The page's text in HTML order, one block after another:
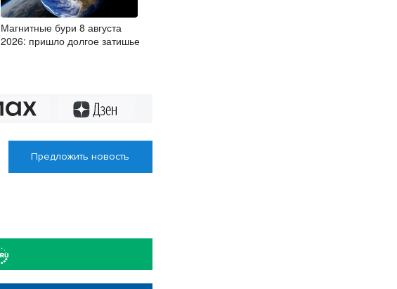
Магнитные бури 8 августа
2026: пришло долгое затишье
Предложить новость